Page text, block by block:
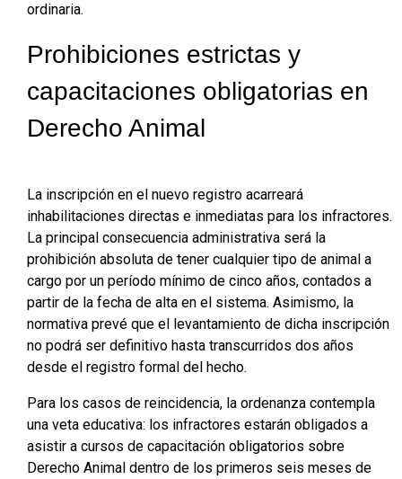
ordinaria.
Prohibiciones estrictas y
capacitaciones obligatorias en
Derecho Animal
La inscripción en el nuevo registro acarreará
inhabilitaciones directas e inmediatas para los infractores.
La principal consecuencia administrativa será la
prohibición absoluta de tener cualquier tipo de animal a
cargo por un período mínimo de cinco años, contados a
partir de la fecha de alta en el sistema. Asimismo, la
normativa prevé que el levantamiento de dicha inscripción
no podrá ser definitivo hasta transcurridos dos años
desde el registro formal del hecho.
Para los casos de reincidencia, la ordenanza contempla
una veta educativa: los infractores estarán obligados a
asistir a cursos de capacitación obligatorios sobre
Derecho Animal dentro de los primeros seis meses de